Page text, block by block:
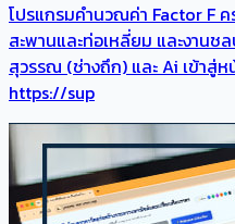
โปรแกรมคำนวณค่า Factor F ค
สะพานและท่อเหลี่ยม และงาน
สุวรรณ (ช่างถึก) และ Ai เข้าสู่
https://sup